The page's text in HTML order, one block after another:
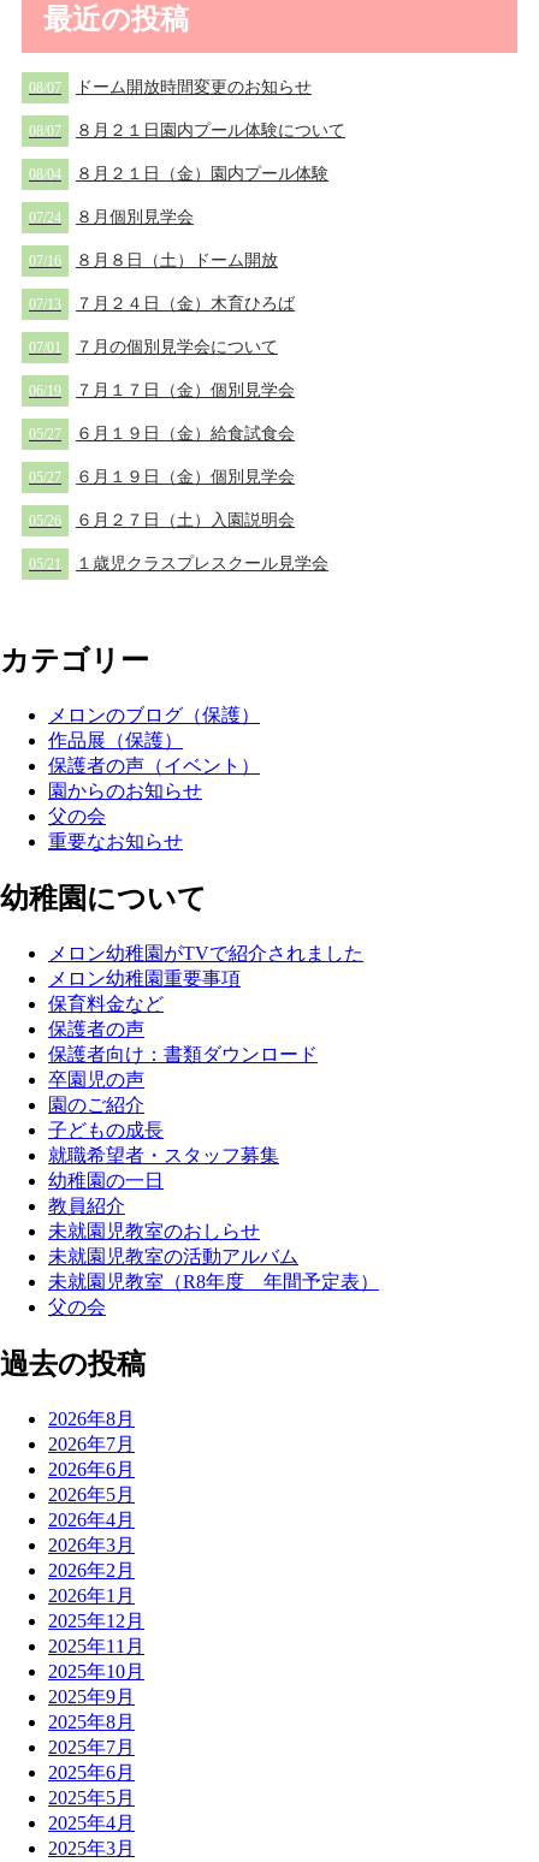
最近の投稿
08/07 ドーム開放時間変更のお知らせ
08/07 ８月２１日園内プール体験について
08/04 ８月２１日（金）園内プール体験
07/24 ８月個別見学会
07/16 ８月８日（土）ドーム開放
07/13 ７月２４日（金）木育ひろば
07/01 ７月の個別見学会について
06/19 ７月１７日（金）個別見学会
05/27 ６月１９日（金）給食試食会
05/27 ６月１９日（金）個別見学会
05/26 ６月２７日（土）入園説明会
05/21 １歳児クラスプレスクール見学会
カテゴリー
メロンのブログ（保護）
作品展（保護）
保護者の声（イベント）
園からのお知らせ
父の会
重要なお知らせ
幼稚園について
メロン幼稚園がTVで紹介されました
メロン幼稚園重要事項
保育料金など
保護者の声
保護者向け：書類ダウンロード
卒園児の声
園のご紹介
子どもの成長
就職希望者・スタッフ募集
幼稚園の一日
教員紹介
未就園児教室のおしらせ
未就園児教室の活動アルバム
未就園児教室（R8年度 年間予定表）
父の会
過去の投稿
2026年8月
2026年7月
2026年6月
2026年5月
2026年4月
2026年3月
2026年2月
2026年1月
2025年12月
2025年11月
2025年10月
2025年9月
2025年8月
2025年7月
2025年6月
2025年5月
2025年4月
2025年3月